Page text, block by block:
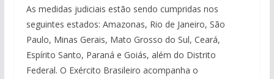
As medidas judiciais estão sendo cumpridas nos
seguintes estados: Amazonas, Rio de Janeiro, São
Paulo, Minas Gerais, Mato Grosso do Sul, Ceará,
Espírito Santo, Paraná e Goiás, além do Distrito
Federal. O Exército Brasileiro acompanha o